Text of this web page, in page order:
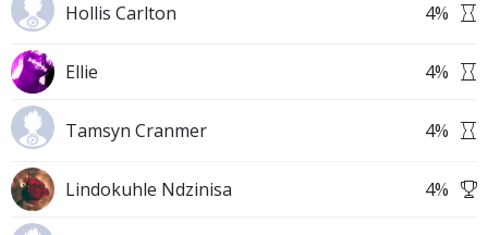
Hollis Carlton 4%
Ellie 4%
Tamsyn Cranmer 4%
Lindokuhle Ndzinisa 4%